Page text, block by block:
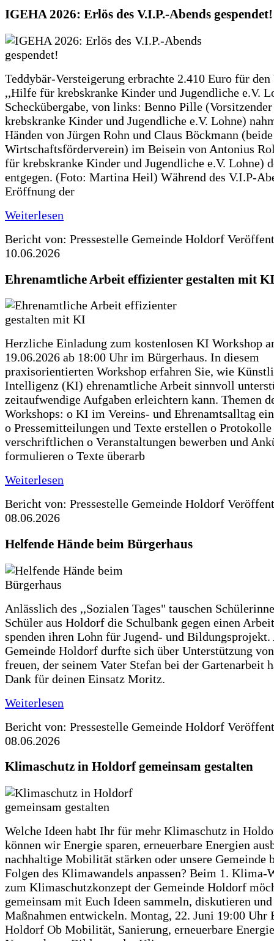
IGEHA 2026: Erlös des V.I.P.-Abends gespendet!
Teddybär-Versteigerung erbrachte 2.410 Euro für den
,,Hilfe für krebskranke Kinder und Jugendliche e.V.
Scheckübergabe, von links: Benno Pille
krebskranke Kinder und Jugendliche e.V. Lohne)
Händen von Jürgen Rohn und Claus Böckmann
Wirtschaftsförderverein) im Beisein von Antonius
für krebskranke Kinder und Jugendliche e.V. Lohne)
entgegen. (Foto: Martina Heil) Während des V.I.P-
Eröffnung der
Weiterlesen
Bericht von: Pressestelle Gemeinde Holdorf
10.06.2026
Ehrenamtliche Arbeit effizienter gestalten mit KI
Herzliche Einladung zum kostenlosen KI Workshop
19.06.2026 ab 18:00 Uhr im Bürgerhaus. In diesem
praxisorientierten Workshop erfahren Sie, wie
Intelligenz (KI) ehrenamtliche Arbeit sinnvoll
zeitaufwendige Aufgaben erleichtern kann. Themen
Workshops: o KI im Vereins- und Ehrenamtsalltag
o Pressemitteilungen und Texte erstellen o
verschriftlichen o Veranstaltungen bewerben und
formulieren o Texte überarb
Weiterlesen
Bericht von: Pressestelle Gemeinde Holdorf
08.06.2026
Helfende Hände beim Bürgerhaus
Anlässlich des ,,Sozialen Tages" tauschen
Schüler aus Holdorf die Schulbank gegen einen
spenden ihren Lohn für Jugend- und Bildungsprojekt.
Gemeinde Holdorf durfte sich über Unterstützung
freuen, der seinem Vater Stefan bei der Gartenarbeit
Dank für deinen Einsatz Moritz.
Weiterlesen
Bericht von: Pressestelle Gemeinde Holdorf
08.06.2026
Klimaschutz in Holdorf gemeinsam gestalten
Welche Ideen habt Ihr für mehr Klimaschutz in
können wir Energie sparen, erneuerbare Energien
nachhaltige Mobilität stärken oder unsere Gemeinde
Folgen des Klimawandels anpassen? Beim 1. Klima-
zum Klimaschutzkonzept der Gemeinde Holdorf
gemeinsam mit Euch Ideen sammeln, diskutieren
Maßnahmen entwickeln. Montag, 22. Juni 19:00 Uhr
Holdorf Ob Mobilität, Sanierung, erneuerbare